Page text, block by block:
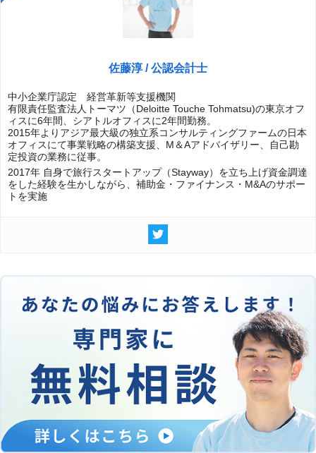
佐藤淳 / 公認会計士
中小企業庁認定 経営革新等支援機関
有限責任監査法人トーマツ（Deloitte Touche Tohmatsu)の東京オフ
ィスに6年間、シアトルオフィスに2年間勤務。
2015年よりアジア最大級の独立系コンサルティングファームの日本
オフィスにて事業戦略の構築支援、M＆Aアドバイザリー、自己勘
定投資の業務に従事。
2017年 自身で旅行スタートアップ（Stayway）を立ち上げ資金調達
をした経験を生かしながら、補助金・ファイナンス・M&Aのサポー
トを実施